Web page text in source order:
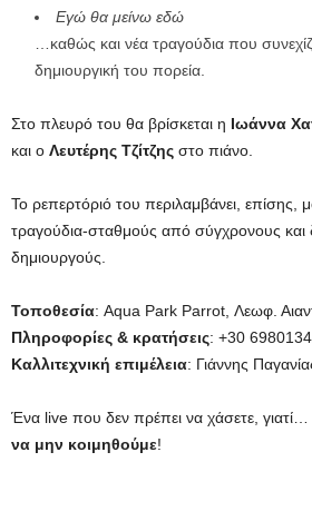
Εγώ θα μείνω εδώ
…καθώς και νέα τραγούδια που
δημιουργική του πορεία.
Στο πλευρό του θα βρίσκεται η Ιωάννα
και ο Λευτέρης Τζίτζης στο πιάνο.
Το ρεπερτόριό του περιλαμβάνει, επίσης,
τραγούδια-σταθμούς από σύγχρονους και
δημιουργούς.
Τοποθεσία: Aqua Park Parrot, Λεωφ.
Πληροφορίες & κρατήσεις: +30
Καλλιτεχνική επιμέλεια: Γιάννης
Ένα live που δεν πρέπει να χάσετε, γιατί…
να μην κοιμηθούμε!